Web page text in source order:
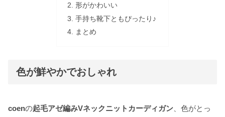
形がかわいい
手持ち靴下ともぴったり♪
まとめ
色が鮮やかでおしゃれ
coenの起毛アゼ編みVネックニットカーディガン 、色がとっ